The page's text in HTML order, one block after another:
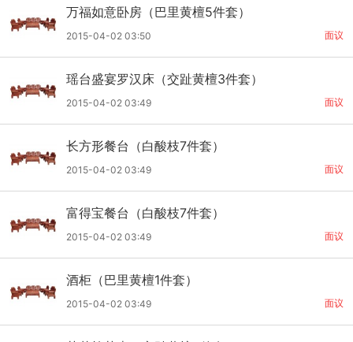
万福如意卧房（巴里黄檀5件套）
面议
2015-04-02 03:50
瑶台盛宴罗汉床（交趾黄檀3件套）
面议
2015-04-02 03:49
长方形餐台（白酸枝7件套）
面议
2015-04-02 03:49
富得宝餐台（白酸枝7件套）
面议
2015-04-02 03:49
酒柜（巴里黄檀1件套）
面议
2015-04-02 03:49